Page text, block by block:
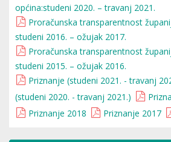
općina:studeni 2020. – travanj 2021.
Proračunska transparentnost
studeni 2016. – ožujak 2017.
Proračunska transparentnost
studeni 2015. – ožujak 2016.
Priznanje (studeni 2021. - travanj
(studeni 2020. - travanj 2021.)
Priznanje 2018
Priznanje 2017